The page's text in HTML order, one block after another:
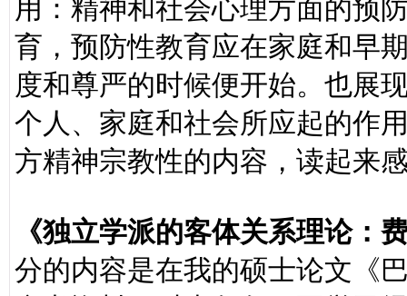
用：精神和社会心理方面的预
育，预防性教育应在家庭和早
度和尊严的时候便开始。也展
个人、家庭和社会所应起的作
方精神宗教性的内容，读起来
《独立学派的客体关系理论：
分的内容是在我的硕士论文《